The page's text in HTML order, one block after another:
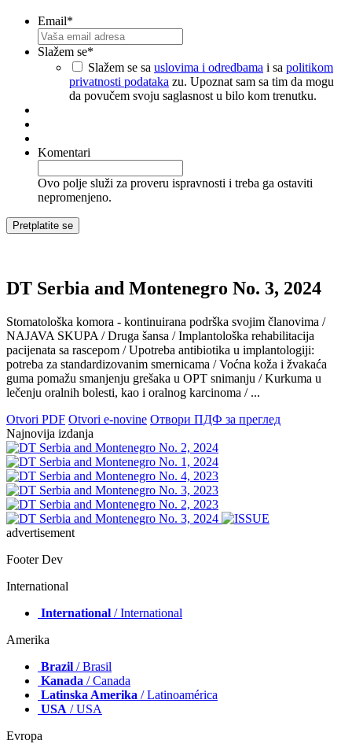
Email*
Slažem se*
Slažem se sa uslovima i odredbama i sa politikom
privatnosti podataka zu. Upoznat sam sa tim da mogu
da povučem svoju saglasnost u bilo kom trenutku.
Komentari
Ovo polje služi za proveru ispravnosti i treba ga ostaviti
nepromenjeno.
DT Serbia and Montenegro No. 3, 2024
Stomatološka komora - kontinuirana podrška svojim članovima /
NAJAVA SKUPA / Druga šansa / Implantološka rehabilitacija
pacijenata sa rascepom / Upotreba antibiotika u implantologiji:
potreba za standardizovanim smernicama / Voćna koža i žvakaća
guma pomažu smanjenju grešaka u OPT snimanju / Kurkuma u
lečenju oralnih bolesti, kao i oralnog karcinoma / ...
Otvori PDF Otvori e-novine Отвори ПДФ за преглед
Najnovija izdanja
advertisement
Footer Dev
International
International / International
Amerika
Brazil / Brasil
Kanada / Canada
Latinska Amerika / Latinoamérica
USA / USA
Evropa